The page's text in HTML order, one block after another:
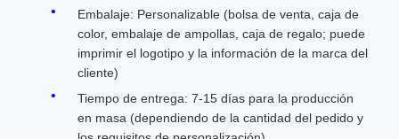
Embalaje: Personalizable (bolsa de venta, caja de
color, embalaje de ampollas, caja de regalo; puede
imprimir el logotipo y la información de la marca del
cliente)
Tiempo de entrega: 7-15 días para la producción
en masa (dependiendo de la cantidad del pedido y